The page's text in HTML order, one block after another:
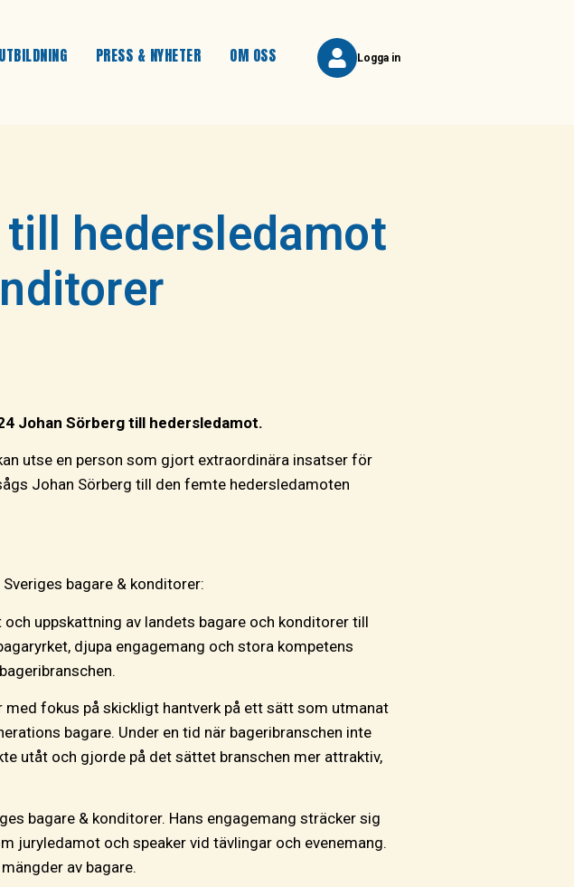
UTBILDNING PRESS & NYHETER OM OSS Logga in
hedersledamot
Johan Sörberg till hedersledamot.
utse en person som gjort extraordinära insatser för
Johan Sörberg till den femte hedersledamoten
bagare & konditorer:
uppskattning av landets bagare och konditorer till
djupa engagemang och stora kompetens
fokus på skickligt hantverk på ett sätt som utmanat
bagare. Under en tid när bageribranschen inte
utåt och gjorde på det sättet branschen mer attraktiv,
bagare & konditorer. Hans engagemang sträcker sig
juryledamot och speaker vid tävlingar och evenemang.
av bagare.